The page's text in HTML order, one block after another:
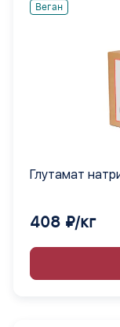
Веган
Глутамат
408 ₽/кг